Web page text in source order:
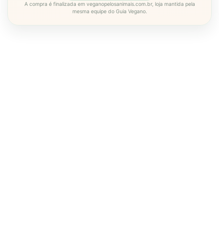
A compra é finalizada em veganopelosanimais.com.br, loja mantida pela
mesma equipe do Guia Vegano.